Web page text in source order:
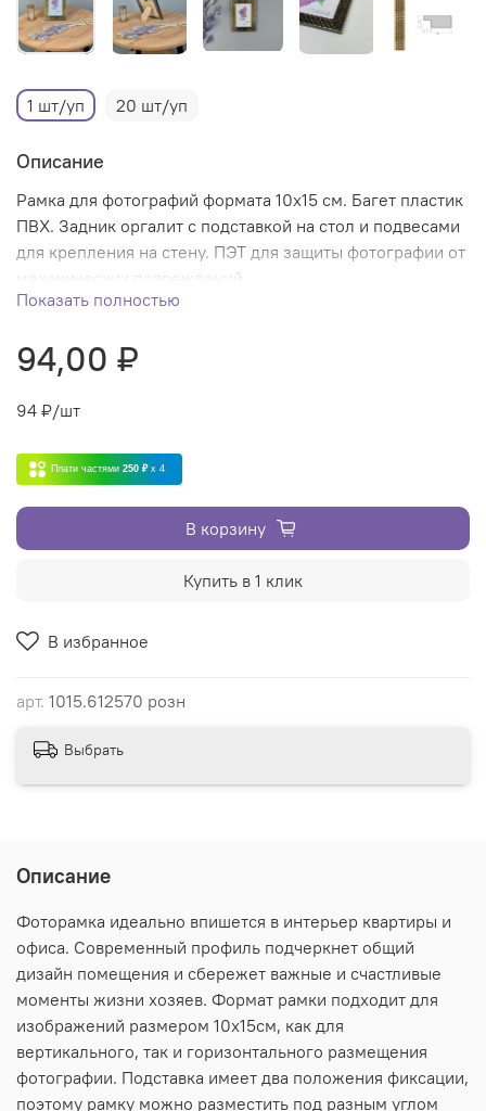
В избранное
арт. 1015.612570 розн
1 шт/уп 20 шт/уп
Описание
Рамка для фотографий формата 10х15 см. Багет пластик
ПВХ. Задник оргалит с подставкой на стол и подвесами
для крепления на стену. ПЭТ для защиты фотографии от
механических повреждений.
Показать полностью
94,00 ₽
94 ₽/шт
Плати частями 250 ₽ x 4
В корзину
Купить в 1 клик
Выбрать
Описание
Фоторамка идеально впишется в интерьер квартиры и
офиса. Современный профиль подчеркнет общий
дизайн помещения и сбережет важные и счастливые
моменты жизни хозяев. Формат рамки подходит для
изображений размером 10х15см, как для
вертикального, так и горизонтального размещения
фотографии. Подставка имеет два положения фиксации,
поэтому рамку можно разместить под разным углом